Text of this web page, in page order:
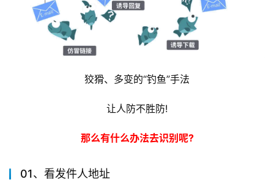
狡猾、多变的“钓鱼”手法
让人防不胜防!
那么有什么办法去识别呢?
01、看发件人地址